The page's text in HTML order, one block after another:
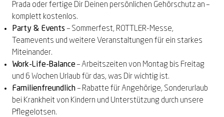
Prada oder fertige Dir Deinen persönlichen Gehörschutz an –
komplett kostenlos.
Party & Events– Sommerfest, ROTTLER-Messe,
Teamevents und weitere Veranstaltungen für ein starkes
Miteinander.
Work-Life-Balance– Arbeitszeiten von Montag bis Freitag
und 6 Wochen Urlaub für das, was Dir wichtig ist.
Familienfreundlich– Rabatte für Angehörige, Sonderurlaub
bei Krankheit von Kindern und Unterstützung durch unsere
Pflegelotsen.